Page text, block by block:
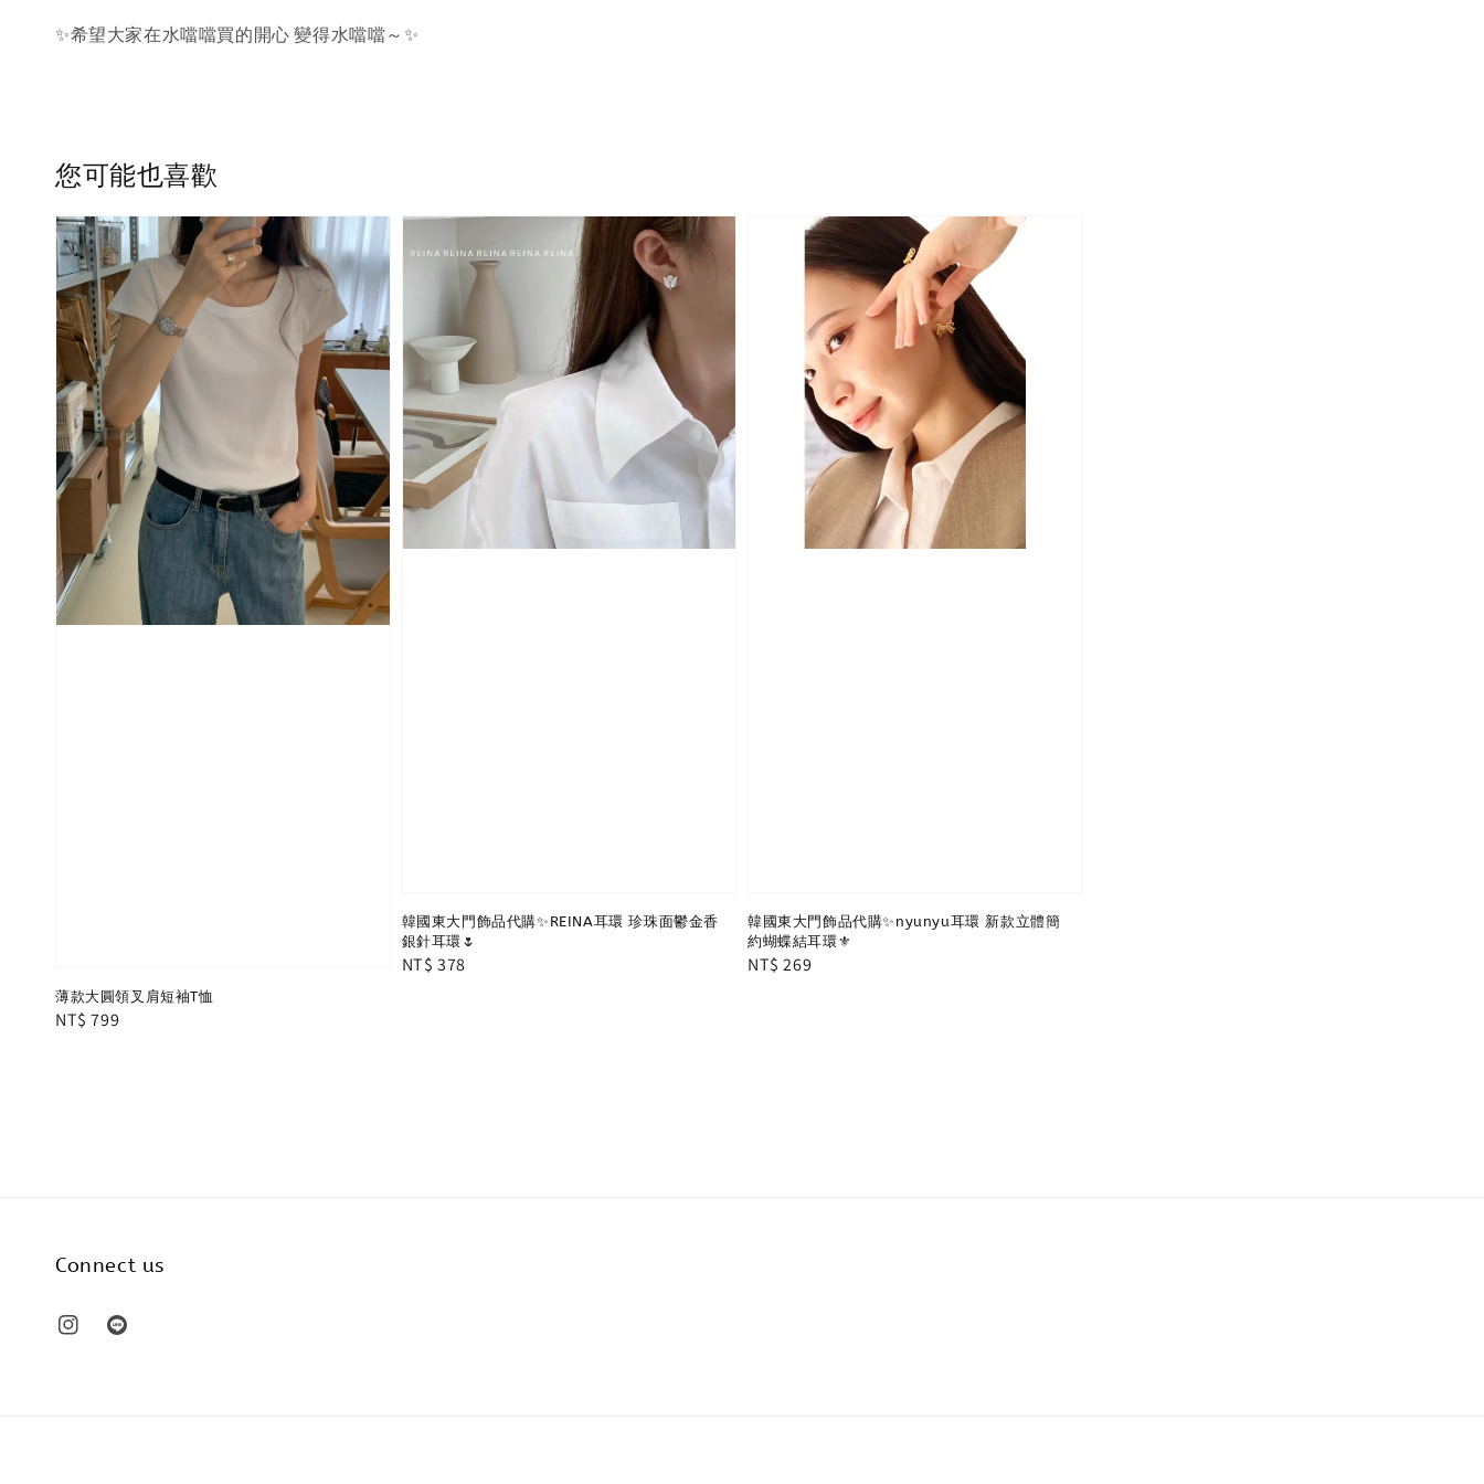
✨希望大家在水噹噹買的開心 變得水噹噹～✨
您可能也喜歡
薄款大圓領叉肩短袖T恤
Regular
NT$ 799
韓國東大門飾品代購✨REINA耳環 珍珠面鬱金香
銀針耳環🌷
Regular
NT$ 378
韓國東大門飾品代購✨nyunyu耳環 新款立體簡
約蝴蝶結耳環⚜️
Regular
NT$ 269
Connect us